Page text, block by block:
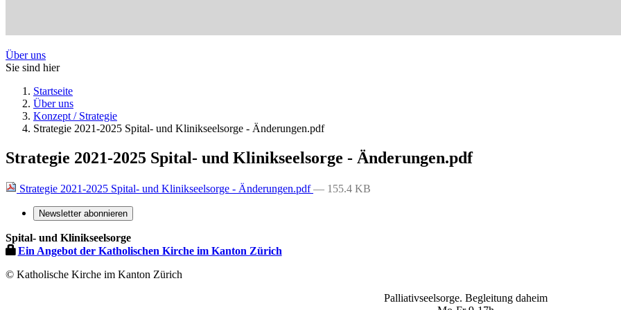
Über uns
Sie sind hier
Startseite
Über uns
Konzept / Strategie
Strategie 2021-2025 Spital- und Klinikseelsorge - Änderungen.pdf
Strategie 2021-2025 Spital- und Klinikseelsorge - Änderungen.pdf
Strategie 2021-2025 Spital- und Klinikseelsorge - Änderungen.pdf— 155.4 KB
Newsletter abonnieren
Spital- und Klinikseelsorge
Ein Angebot der Katholischen Kirche im Kanton Zürich
© Katholische Kirche im Kanton Zürich
Palliativseelsorge. Begleitung daheim